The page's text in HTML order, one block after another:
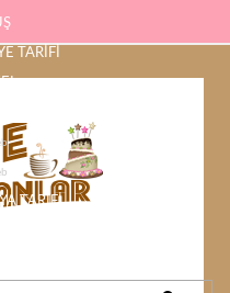
TARİFİ
TARİFİ